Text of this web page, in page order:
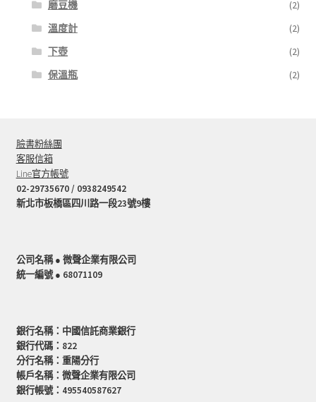
磨豆機
(2)
溫度計
(2)
下壺
(2)
保溫瓶
(2)
臉書粉絲團
客服信箱
Line官方帳號
02-29735670 / 0938249542
新北市板橋區四川路一段23號9樓
公司名稱 ● 微聲企業有限公司
統一編號 ● 68071109
銀行名稱：中國信託商業銀行
銀行代碼：822
分行名稱：重陽分行
帳戶名稱：微聲企業有限公司
銀行帳號：495540587627